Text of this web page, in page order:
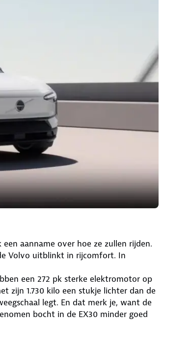
aanname over hoe ze zullen rijden.
Volvo uitblinkt in rijcomfort. In
een 272 pk sterke elektromotor op
zijn 1.730 kilo een stukje lichter dan de
legt. En dat merk je, want de
bocht in de EX30 minder goed